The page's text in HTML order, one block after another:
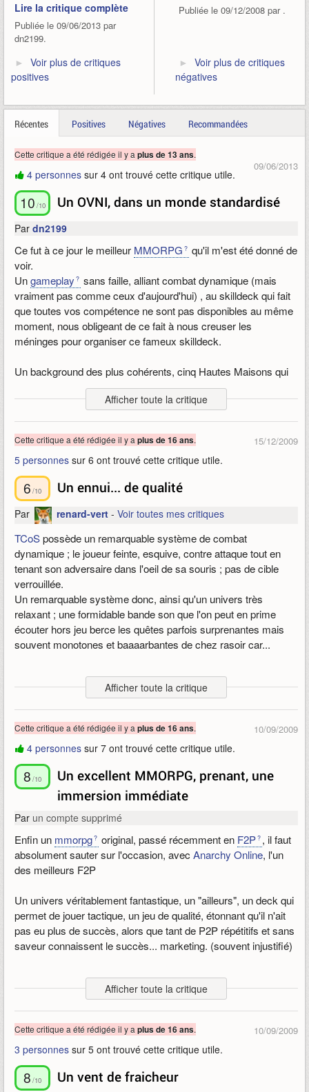
Lire la critique complète
Publiée le 09/06/2013 par
dn2199.
Publiée le 09/12/2008 par .
Voir plus de critiques
positives
Voir plus de critiques
négatives
Récentes Positives Négatives Recommandées
09/06/2013
Cette critique a été rédigée il y a plus de 13 ans.
4 personnes sur 4 ont trouvé cette critique utile.
10 /10 Un OVNI, dans un monde standardisé
Par dn2199
Ce fut à ce jour le meilleur MMORPG
qu'il m'est été donné de
voir.
Ungameplay
sans faille, alliant combat dynamique (mais
vraiment pas comme ceux d'aujourd'hui) , au skilldeck qui fait
que toutes vos compétence ne sont pas disponibles au même
moment, nous obligeant de ce fait à nous creuser les
méninges pour organiser ce fameux skilldeck.
Un background des plus cohérents, cinq Hautes Maisons qui
se battent entre elles pour la domination de ce monde.
Un système de PvP qui valorise la survie plutôt que de
Des équipements sans caractéristiques only for the look ; )
Enfin une attribution manuelle des caractéristiques, loin des
jeux standardisés d'aujourd'hui.
Jamais je n'ai eu autant de plaisir à exterminer du
balader dans ce monde féérique.
Jamais je n'ai connu de combat PvP si prenant.
MAIS aucune publicité, des boites de jeux difficiles à trouver,
des serveurs sous peuplés au départ, faute à un manque
d'argent le jeu a dû sortir trop tôt, il a peiné à se faire connaitre,
mais c'était vraiment une expérience hors du commun dont je
me rappelle encore aujourd'hui.
Bref repose en paix The Chronicles of Spellborn
Publié le 09/06/2013 23:50, modifié le 09/06/2013 23:50
Afficher toute la critique
15/12/2009
Cette critique a été rédigée il y a plus de 16 ans.
5 personnes sur 6 ont trouvé cette critique utile.
6 /10 Un ennui... de qualité
Par renard-vert - Voir toutes mes critiques
TCoSpossède un remarquable système de combat
dynamique ; le joueur feinte, esquive, contre attaque tout en
tenant son adversaire dans l'oeil de sa souris ; pas de cible
verrouillée.
Un remarquable système donc, ainsi qu'un univers très
relaxant ; une formidable bande son que l'on peut en prime
écouter hors jeu berce les quêtes parfois surprenantes mais
souvent monotones et baaaarbantes de chez rasoir car...
Ne sont au final que d'interminables allers-retours sur plusieurs
- "Va voir là bas si j'y suis ! "
10mn plus tard - "ça y est j'y suis ! "
- "Reviens ici, banane ! "
Avec des pages et des pages à lire pour vous intéresser à
l'histoire faute d'avoir autre chose à vous proposer comme le
, les métiers ou bien les instances.
-les instances-
Y'en a pas. C'est pas comme les sangliers.
-Les sangliers-
les humanoïdes qui eux au moins changent de couleur de
temps en temps et restent plus originaux que les avatars des
joueurs.
Chouette système de création de personnage avec corps et
visages pré-dessinés. J'ai réussi à faire Josianne Balasko,
Gérard Depardieu et Barrak Obama. Ah ! et un joueur de
l'équipe de France de Rugby. Sinon la fine communauté des
joueurs préfère se la jouer dark anonyme avec capuche façon
ninja .
-la communauté-
Afficher toute la critique
10/09/2009
Cette critique a été rédigée il y a plus de 16 ans.
4 personnes sur 7 ont trouvé cette critique utile.
8 /10
Un excellent MMORPG, prenant, une
immersion immédiate
Par un compte supprimé
Enfin un mmorpg original, passé récemment en F2P , il faut
absolument sauter sur l'occasion, avec Anarchy Online, l'un
des meilleurs F2P
Un univers véritablement fantastique, un "ailleurs", un deck qui
permet de jouer tactique, un jeu de qualité, étonnant qu'il n'ait
pas eu plus de succès, alors que tant de P2P répétitifs et sans
saveur connaissent le succès... marketing. (souvent injustifié)
Des graphismes qui vont sans doute étonner, mais l'univers
est finalement enchanteur et passionnant. La musique est
Le tutoriel est clair et permet, outre l'apprentissage des
manœuvres de base, de s'immerger dans l'univers et de
rentrer directement dans l'histoire. La découverte du vaisseau
de pierre, lancé dans l'espace, est un grand moment. Les
Afficher toute la critique
10/09/2009
Cette critique a été rédigée il y a plus de 16 ans.
3 personnes sur 5 ont trouvé cette critique utile.
8 /10 Un vent de fraicheur